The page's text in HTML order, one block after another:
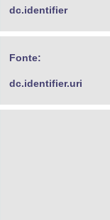
dc.identifier
Fonte:
dc.identifier.uri